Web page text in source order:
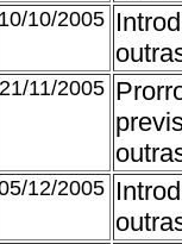
10/10/2005
21/11/2005
12/2005